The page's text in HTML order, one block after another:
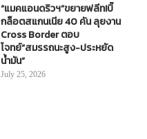
“แมคแอนดริวฯ”ขยายฟลีท!บิ๊
กล็อตสแกนเนีย 40 คัน ลุยงาน
Cross Border ตอบ
โจทย์“สมรรถนะสูง-ประหยัด
น้ำมัน”
July 25, 2026